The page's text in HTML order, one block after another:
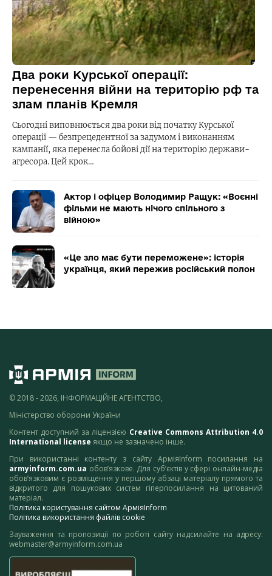
Два роки Курської операції:
перенесення війни на територію рф та
злам планів Кремля
Сьогодні виповнюється два роки від початку Курської
операції — безпрецедентної за задумом і виконанням
кампанії, яка перенесла бойові дії на територію держави-
агресора. Цей крок…
Актор і офіцер Володимир Ращук: «Воєнні
фільми не мають нічого спільного з
війною»
«Це зло має бути переможене»: історія
українця, який пережив російський полон
© 2018 - 2026, ІНФОРМАЦІЙНЕ АГЕНТСТВО,
Міністерство оборони України
Контент доступний за ліцензією Creative Commons Attribution 4.0
International license якщо не зазначено інше.
При використанні контенту з сайту АрміяInform посилання на
armyinform.com.ua обов’язкове. Для суб’єктів у сфері онлайн-медіа
обов’язковим є розміщення у першому абзаці матеріалу прямого та
відкритого для пошукових систем гіперпосилання на цитований
матеріал.
Політика користування сайтом АрміяInform
Політика використання файлів cookie
Зауваження та пропозиції по роботі сайту надсилайте на адресу:
webmaster@armyinform.com.ua